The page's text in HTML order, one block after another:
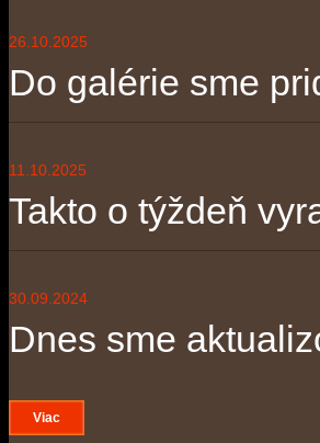
26.10.2025
Do galérie sme
11.10.2025
Takto o týždeň
30.09.2024
Dnes sme
Viac